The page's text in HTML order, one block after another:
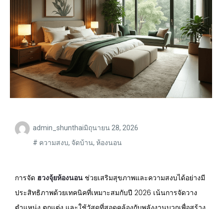
admin_shunthaiมิถุนายน 28, 2026
# ความสงบ, จัดบ้าน, ห้องนอน
การจัด ฮวงจุ้ยห้องนอน ช่วยเสริมสุขภาพและความสงบได้อย่างมี
ประสิทธิภาพด้วยเทคนิคที่เหมาะสมกับปี 2026 เน้นการจัดวาง